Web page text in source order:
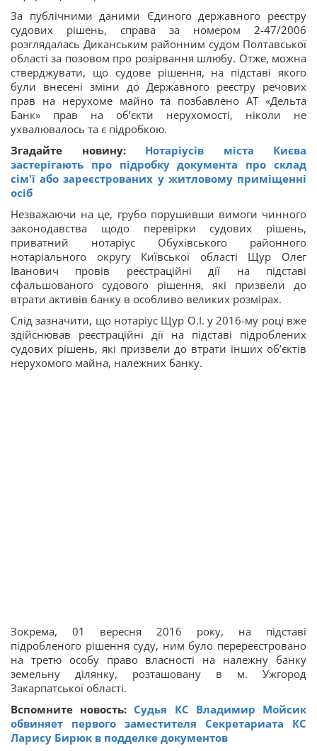
За публічними даними Єдиного державного реєстру
судових рішень, справа за номером 2-47/2006
розглядалась Диканським районним судом Полтавської
області за позовом про розірвання шлюбу. Отже, можна
стверджувати, що судове рішення, на підставі якого
були внесені зміни до Державного реєстру речових
прав на нерухоме майно та позбавлено АТ «Дельта
Банк» прав на об’єкти нерухомості, ніколи не
ухвалювалось та є підробкою.
Згадайте новину: Нотаріусів міста Києва
застерігають про підробку документа про склад
сім'ї або зареєстрованих у житловому приміщенні
осіб
Незважаючи на це, грубо порушивши вимоги чинного
законодавства щодо перевірки судових рішень,
приватний нотаріус Обухівського районного
нотаріального округу Київської області Щур Олег
Іванович провів реєстраційні дії на підставі
сфальшованого судового рішення, які призвели до
втрати активів банку в особливо великих розмірах.
Слід зазначити, що нотаріус Щур О.І. у 2016-му році вже
здійснював реєстраційні дії на підставі підроблених
судових рішень, які призвели до втрати інших об’єктів
нерухомого майна, належних банку.
Зокрема, 01 вересня 2016 року, на підставі
підробленого рішення суду, ним було перереєстровано
на третю особу право власності на належну банку
земельну ділянку, розташовану в м. Ужгород
Закарпатської області.
Вспомните новость: Судья КС Владимир Мойсик
обвиняет первого заместителя Секретариата КС
Ларису Бирюк в подделке документов